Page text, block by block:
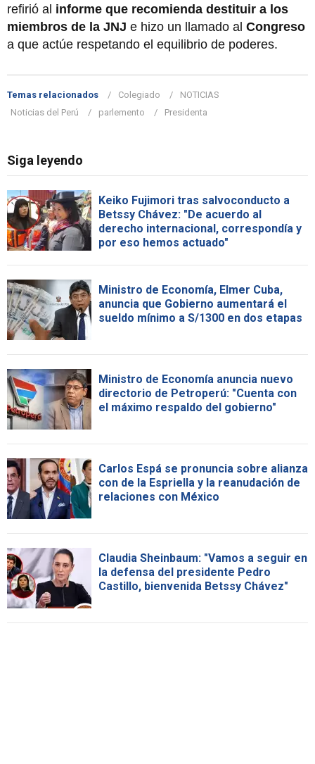
refirió al informe que recomienda destituir a los
miembros de la JNJ e hizo un llamado al Congreso
a que actúe respetando el equilibrio de poderes.
Temas relacionados Colegiado
NOTICIAS
Noticias del Perú
parlemento Presidenta
Siga leyendo
Keiko Fujimori tras salvoconducto a
Betssy Chávez: "De acuerdo al
derecho internacional, correspondía y
por eso hemos actuado"
Ministro de Economía, Elmer Cuba,
anuncia que Gobierno aumentará el
sueldo mínimo a S/1300 en dos etapas
Ministro de Economía anuncia nuevo
directorio de Petroperú: "Cuenta con
el máximo respaldo del gobierno"
Carlos Espá se pronuncia sobre alianza
con de la Espriella y la reanudación de
relaciones con México
Claudia Sheinbaum: "Vamos a seguir en
la defensa del presidente Pedro
Castillo, bienvenida Betssy Chávez"